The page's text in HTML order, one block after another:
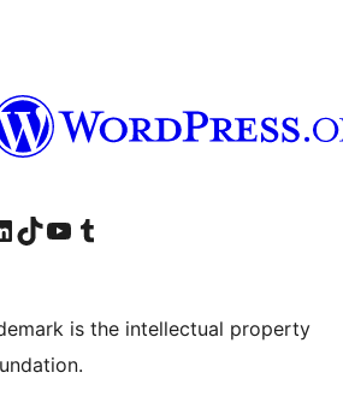
konto
vår LinkedIn-konto
Visit our TikTok account
Visit our YouTube channel
Visit our Tumblr account
is the intellectual property